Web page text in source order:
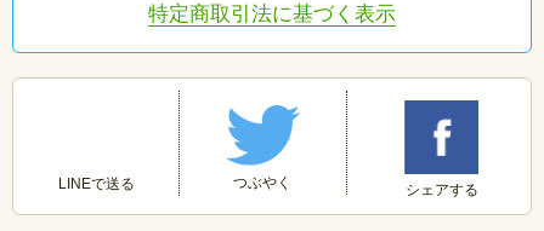
特定商取引法に基づく表示
LINEで送る つぶやく シェアする